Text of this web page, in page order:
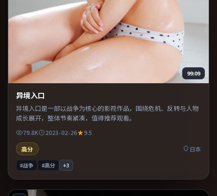
99:09
异境入口
异境入口是一部以战争为核心的影视作品，围绕危机、反转与人物
成长展开，整体节奏紧凑，值得推荐观看。
79.8K 2023-02-26
9.5
高分
日本
#战争 #高分 +3